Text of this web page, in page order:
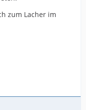
zum Lacher im